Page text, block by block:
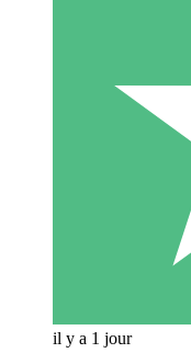
il y a 1 jour